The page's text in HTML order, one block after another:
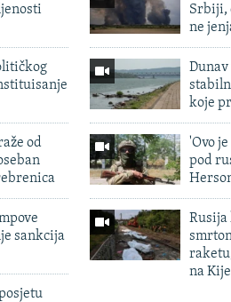
od
sankcija
Srbiji,
ne
koje
'Ovo
pod
Rusija
na